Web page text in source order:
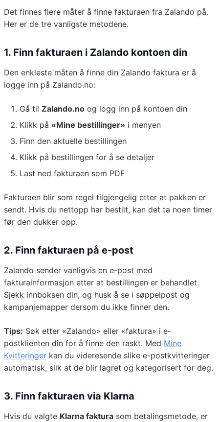
Det finnes flere måter å finne fakturaen fra Zalando på.
Her er de tre vanligste metodene.
1. Finn fakturaen i Zalando kontoen din
Den enkleste måten å finne din Zalando faktura er å
logge inn på Zalando.no:
Gå til Zalando.no og logg inn på kontoen din
Klikk på «Mine bestillinger» i menyen
Finn den aktuelle bestillingen
Klikk på bestillingen for å se detaljer
Last ned fakturaen som PDF
Fakturaen blir som regel tilgjengelig etter at pakken er
sendt. Hvis du nettopp har bestilt, kan det ta noen timer
før den dukker opp.
2. Finn fakturaen på e-post
Zalando sender vanligvis en e-post med
fakturainformasjon etter at bestillingen er behandlet.
Sjekk innboksen din, og husk å se i søppelpost og
kampanjemapper dersom du ikke finner den.
Tips: Søk etter «Zalando» eller «faktura» i e-
postklienten din for å finne den raskt. Med Mine
Kvitteringer kan du videresende slike e-postkvitteringer
automatisk, slik at de blir lagret og kategorisert for deg.
3. Finn fakturaen via Klarna
Hvis du valgte Klarna faktura som betalingsmetode, er